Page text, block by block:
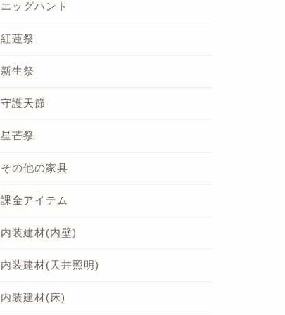
エッグハント
紅蓮祭
新生祭
守護天節
星芒祭
その他の家具
課金アイテム
内装建材(内壁)
内装建材(天井照明)
内装建材(床)